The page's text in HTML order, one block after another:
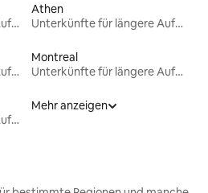
Unterkünfte für längere Aufenthalte
Athen
Unterkünfte für längere Aufenthalte
Unterkünfte für längere Aufenthalte
Montreal
Unterkünfte für längere Aufenthalte
Unterkünfte für längere Aufenthalte
Mehr anzeigen